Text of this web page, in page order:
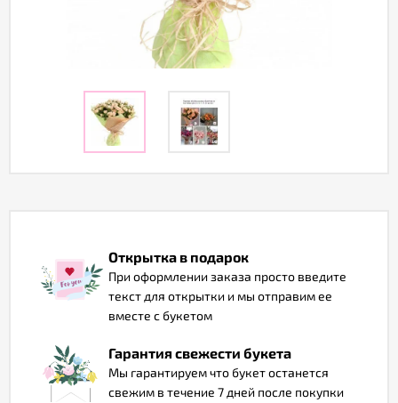
конфиденциальности
Открытка в подарок
При оформлении заказа просто введите
текст для открытки и мы отправим ее
вместе с букетом
Гарантия свежести букета
Мы гарантируем что букет останется
свежим в течение 7 дней после покупки